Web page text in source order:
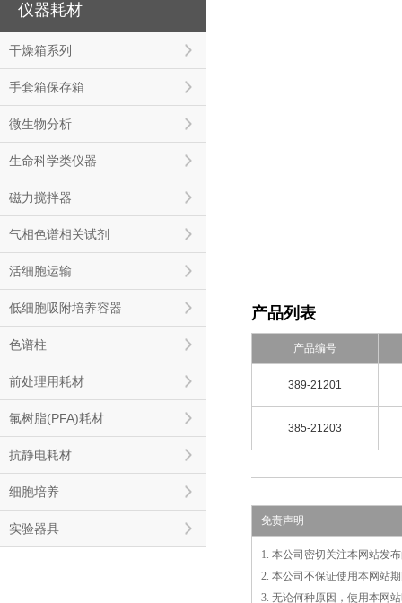
仪器耗材
干燥箱系列
手套箱保存箱
微生物分析
生命科学类仪器
磁力搅拌器
气相色谱相关试剂
活细胞运输
低细胞吸附培养容器
色谱柱
前处理用耗材
氟树脂(PFA)耗材
抗静电耗材
细胞培养
实验器具
产品列表
产品编号
389-21201
385-21203
免责声明
1. 本公司密切关注本网站发
2. 本公司不保证使用本网站
3. 无论何种原因，使用本网